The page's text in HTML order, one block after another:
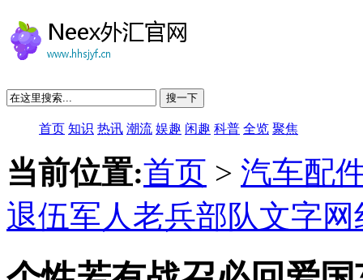
搜一下
首页 知识 热讯 潮流 娱趣 闲趣 科普 全览 聚焦
当前位置:首页 > 汽车配
退伍军人老兵部队文字